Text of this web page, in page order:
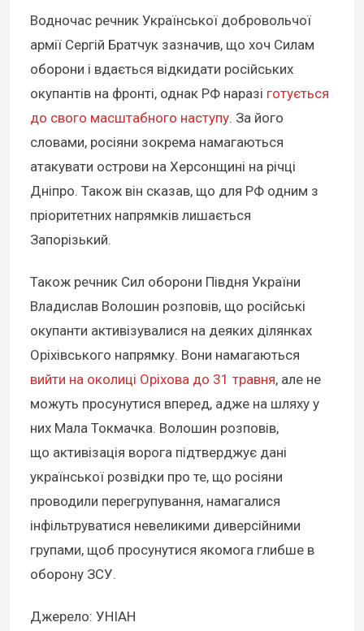
Водночас речник Української добровольчої
армії Сергій Братчук зазначив, що хоч Силам
оборони і вдається відкидати російських
окупантів на фронті, однак РФ наразі готується
до свого масштабного наступу. За його
словами, росіяни зокрема намагаються
атакувати острови на Херсонщині на річці
Дніпро. Також він сказав, що для РФ одним з
пріоритетних напрямків лишається
Запорізький.
Також речник Сил оборони Півдня України
Владислав Волошин розповів, що російські
окупанти активізувалися на деяких ділянках
Оріхівського напрямку. Вони намагаються
вийти на околиці Оріхова до 31 травня, але не
можуть просунутися вперед, адже на шляху у
них Мала Токмачка. Волошин розповів,
що активізація ворога підтверджує дані
української розвідки про те, що росіяни
проводили перегрупування, намагалися
інфільтруватися невеликими диверсійними
групами, щоб просунутися якомога глибше в
оборону ЗСУ.
Джерело: УНІАН